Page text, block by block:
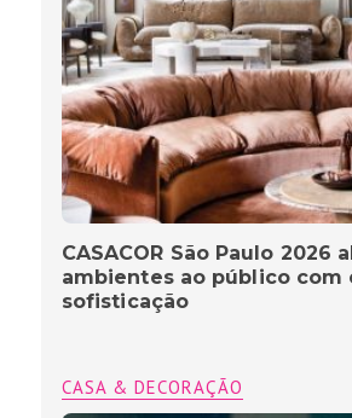
CASACOR São Paulo 2026
ambientes ao público com
sofisticação
CASA & DECORAÇÃO